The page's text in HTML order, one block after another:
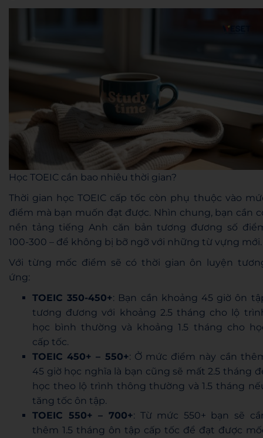
Học TOEIC cần bao nhiêu thời gian?
Thời gian học TOEIC cấp tốc còn phụ thuộc vào
điểm mà bạn muốn đạt được. Nhìn chung, bạn cần
nền tảng tiếng Anh căn bản tương đương số
100-300 – để không bị bỡ ngỡ với những từ vựng mới.
Với từng mốc điểm sẽ có thời gian ôn luyện
ứng:
TOEIC 350-450+: Bạn cần khoảng 45 giờ ôn
tương đương với khoảng 2.5 tháng cho lộ
học bình thường và khoảng 1.5 tháng cho
cấp tốc.
TOEIC 450+ – 550+: Ở mức điểm này cần
45 giờ học nghĩa là bạn cũng sẽ mất 2.5 tháng
học theo lộ trình thông thường và 1.5 tháng
tăng tốc ôn tập.
TOEIC 550+ – 700+: Từ mức 550+ bạn sẽ
thêm 1.5 tháng ôn tập cấp tốc để đạt được